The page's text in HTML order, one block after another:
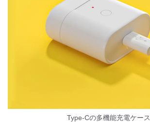
Type-Cの多機能充電ケース